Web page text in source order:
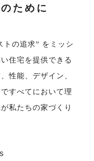
ために
の追求” をミッシ
住宅を提供できる
性能、デザイン、
すべてにおいて理
私たちの家づくり